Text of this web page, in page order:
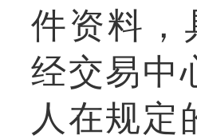
件资料，
经交易中
人在规定